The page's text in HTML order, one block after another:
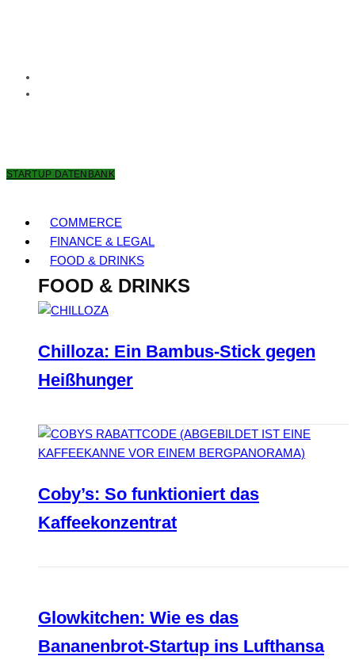
STARTUP DATENBANK
COMMERCE
FINANCE & LEGAL
FOOD & DRINKS
FOOD & DRINKS
Chilloza: Ein Bambus-Stick gegen
Heißhunger
Coby’s: So funktioniert das
Kaffeekonzentrat
Glowkitchen: Wie es das
Bananenbrot-Startup ins Lufthansa